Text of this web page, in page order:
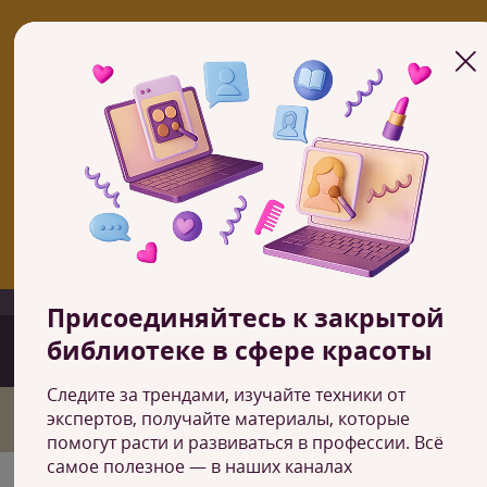
ОНЛАЙН КУРСЫ
Если вы заинтересованы в открытии школы по франшизе, то
свяжитесь с нами
ПОДРОБНЕЕ О ФРАНШИЗЕ
Главная О нас
Присоединяйтесь к закрытой
библиотеке в сфере красоты
Следите за трендами, изучайте техники от
экспертов, получайте материалы, которые
помогут расти и развиваться в профессии. Всё
самое полезное — в наших каналах